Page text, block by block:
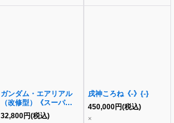
ガンダム・エアリアル
（改修型）《スーパーパ
ラレル》{GD01-067}
32,800円(税込)
戌神ころね《-》{-}
450,000円(税込)
×